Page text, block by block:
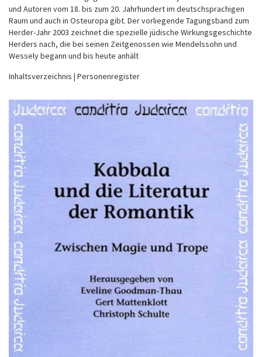
und Autoren vom 18. bis zum 20. Jahrhundert im deutschsprachigen
Raum und auch in Osteuropa gibt. Der vorliegende Tagungsband zum
Herder-Jahr 2003 zeichnet die spezielle jüdische Wirkungsgeschichte
Herders nach, die bei seinen Zeitgenossen wie Mendelssohn und
Wessely begann und bis heute anhält
Inhaltsverzeichnis | Personenregister